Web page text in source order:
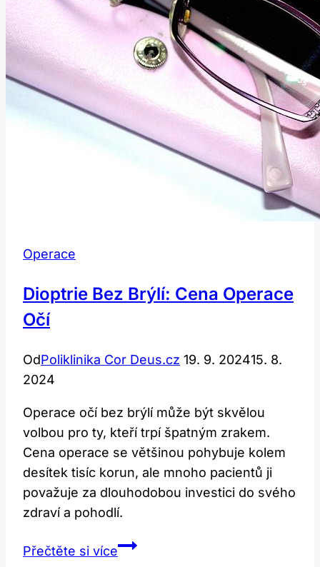
možnosti
Operace
Dioptrie Bez Brýlí: Cena Operace
Očí
OdPoliklinika Cor Deus.cz 19. 9. 202415. 8.
2024
Operace očí bez brýlí může být skvělou
volbou pro ty, kteří trpí špatným zrakem.
Cena operace se většinou pohybuje kolem
desítek tisíc korun, ale mnoho pacientů ji
považuje za dlouhodobou investici do svého
zdraví a pohodlí.
Přečtěte si víceDioptrie